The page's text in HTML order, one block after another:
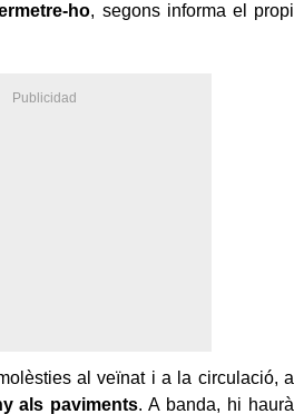
ho, segons informa el propi
al veïnat i a la circulació, a
als paviments. A banda, hi haurà